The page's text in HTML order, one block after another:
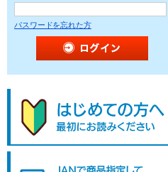
パスワードを忘れた方